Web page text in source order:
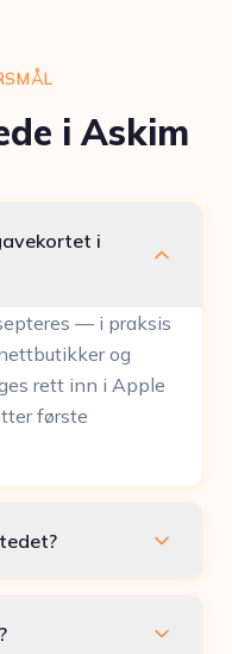
i Askim
i
— i praksis
og
rett inn i Apple
første